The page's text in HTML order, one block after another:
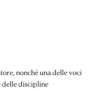
nonché una delle voci
delle discipline